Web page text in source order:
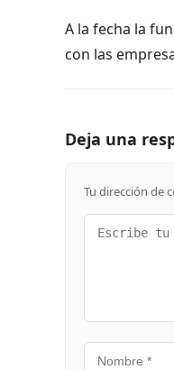
A la fecha la
con las
Deja una
Tu dirección de